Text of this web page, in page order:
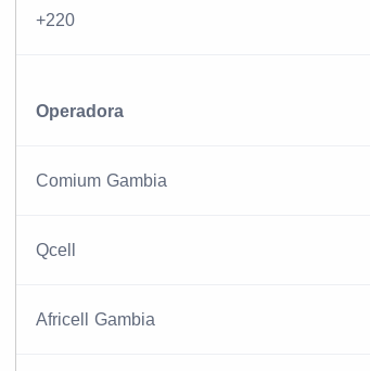
+220
Operadora
Comium Gambia
Qcell
Africell Gambia